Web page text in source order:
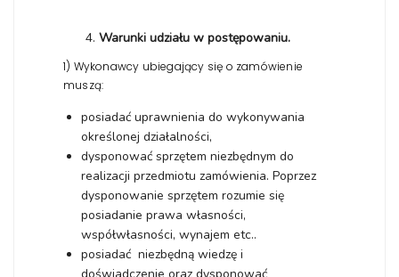
Warunki udziału w postępowaniu.
1) Wykonawcy ubiegający się o zamówienie
muszą:
posiadać uprawnienia do wykonywania
określonej działalności,
dysponować sprzętem niezbędnym do
realizacji przedmiotu zamówienia. Poprzez
dysponowanie sprzętem rozumie się
posiadanie prawa własności,
współwłasności, wynajem etc..
posiadać niezbędną wiedzę i